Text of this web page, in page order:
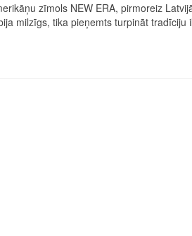
zīmols NEW ERA, pirmoreiz
milzīgs, tika pieņemts turpināt tradīciju